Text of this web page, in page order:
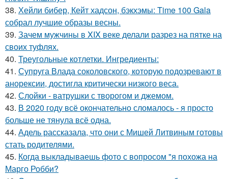
38. Хейли бибер, Кейт хадсон, бэкхэмы: Time 100 Gala
собрал лучшие образы весны.
39. Зачем мужчины в XIX веке делали разрез на пятке на
своих туфлях.
40. Треугольные котлетки. Ингредиенты:
41. Супруга Влада соколовского, которую подозревают в
анорексии, достигла критически низкого веса.
42. Слойки - ватрушки с творогом и джемом.
43. В 2020 году всё окончательно сломалось - я просто
больше не тянула всё одна.
44. Адель рассказала, что они с Мишей Литвиным готовы
стать родителями.
45. Когда выкладываешь фото с вопросом "я похожа на
Марго Робби?